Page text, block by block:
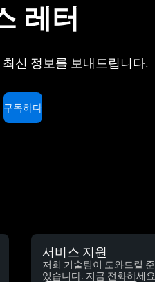
레터
신 정보를 보내드립니다.
구독하다
서비스 지원
저희 기술팀이 도와드릴
있습니다. 지금 전화하세